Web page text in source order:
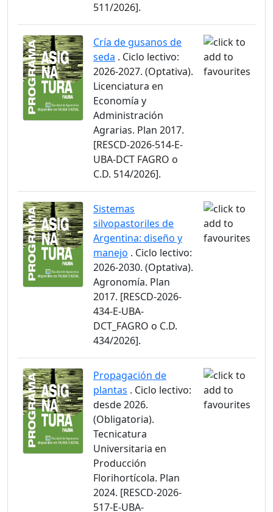
511/2026].
Cría de gusanos de
seda . Ciclo lectivo:
2026-2027. (Optativa).
Licenciatura en
Economía y
Administración
Agrarias. Plan 2017.
[RESCD-2026-514-E-
UBA-DCT FAGRO o
C.D. 514/2026].
Sistemas
silvopastoriles de
Argentina: diseño y
manejo . Ciclo lectivo:
2026-2030. (Optativa).
Agronomía. Plan
2017. [RESCD-2026-
434-E-UBA-
DCT_FAGRO o C.D.
434/2026].
Propagación de
plantas . Ciclo lectivo:
desde 2026.
(Obligatoria).
Tecnicatura
Universitaria en
Producción
Florihortícola. Plan
2024. [RESCD-2026-
517-E-UBA-